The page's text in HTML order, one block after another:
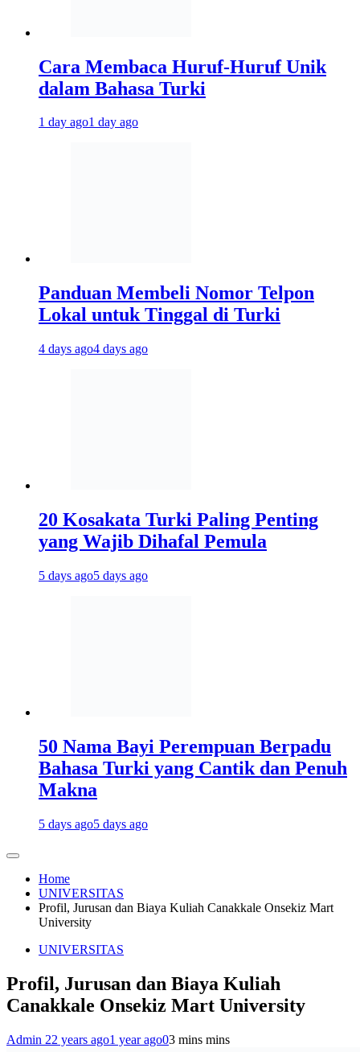
Cara Membaca Huruf-Huruf Unik
dalam Bahasa Turki
1 day ago1 day ago
Panduan Membeli Nomor Telpon
Lokal untuk Tinggal di Turki
4 days ago4 days ago
20 Kosakata Turki Paling Penting
yang Wajib Dihafal Pemula
5 days ago5 days ago
50 Nama Bayi Perempuan Berpadu
Bahasa Turki yang Cantik dan Penuh
Makna
5 days ago5 days ago
Home
UNIVERSITAS
Profil, Jurusan dan Biaya Kuliah Canakkale Onsekiz Mart
University
UNIVERSITAS
Profil, Jurusan dan Biaya Kuliah
Canakkale Onsekiz Mart University
Admin 22 years ago1 year ago03 mins mins